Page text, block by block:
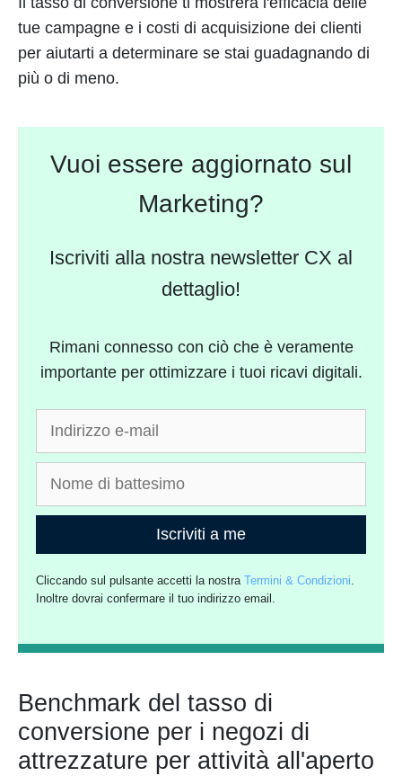
tue campagne e i costi di acquisizione dei clienti
per aiutarti a determinare se stai guadagnando di
più o di meno.
Vuoi essere aggiornato sul
Marketing?
Iscriviti alla nostra newsletter CX al
dettaglio!
Rimani connesso con ciò che è veramente
importante per ottimizzare i tuoi ricavi digitali.
Iscriviti a me
Cliccando sul pulsante accetti la nostraTermini & Condizioni.
Inoltre dovrai confermare il tuo indirizzo email.
Benchmark del tasso di
conversione per i negozi di
attrezzature per attività all'aperto